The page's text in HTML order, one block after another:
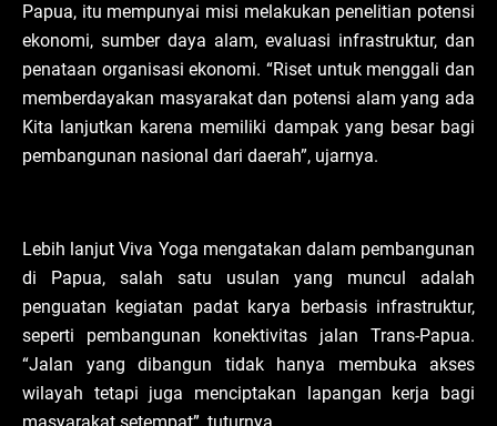
Papua, itu mempunyai misi melakukan penelitian potensi
ekonomi, sumber daya alam, evaluasi infrastruktur, dan
penataan organisasi ekonomi. “Riset untuk menggali dan
memberdayakan masyarakat dan potensi alam yang ada
Kita lanjutkan karena memiliki dampak yang besar bagi
pembangunan nasional dari daerah”, ujarnya.
Lebih lanjut Viva Yoga mengatakan dalam pembangunan
di Papua, salah satu usulan yang muncul adalah
penguatan kegiatan padat karya berbasis infrastruktur,
seperti pembangunan konektivitas jalan Trans-Papua.
“Jalan yang dibangun tidak hanya membuka akses
wilayah tetapi juga menciptakan lapangan kerja bagi